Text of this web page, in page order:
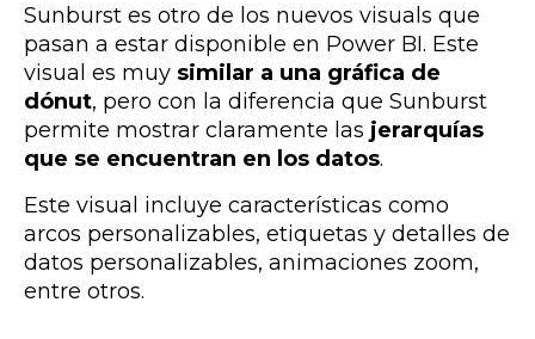
Sunburst es otro de los nuevos visuals que
pasan a estar disponible en Power BI. Este
visual es muy similar a una gráfica de
dónut, pero con la diferencia que Sunburst
permite mostrar claramente las jerarquías
que se encuentran en los datos.
Este visual incluye características como
arcos personalizables, etiquetas y detalles de
datos personalizables, animaciones zoom,
entre otros.